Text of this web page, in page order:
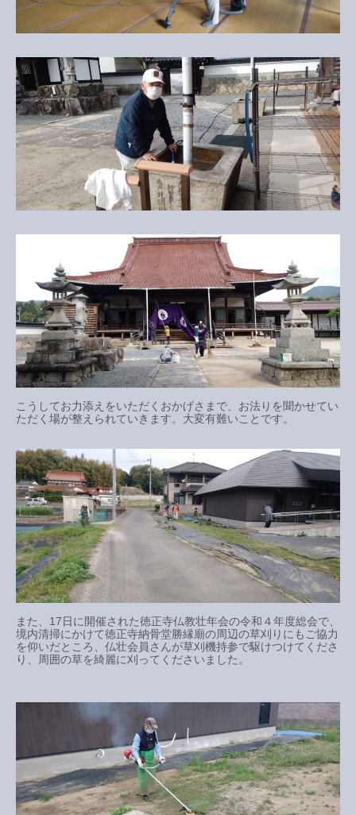
こうしてお力添えをいただくおかげさまで、お法りを聞かせてい
ただく場が整えられていきます。大変有難いことです。
また、17日に開催された徳正寺仏教壮年会の令和４年度総会で、
境内清掃にかけて徳正寺納骨堂勝縁廟の周辺の草刈りにもご協力
を仰いだところ、仏壮会員さんが草刈機持参で駆けつけてくださ
り、周囲の草を綺麗に刈ってくださいました。